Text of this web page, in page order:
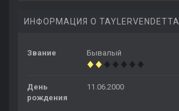
ИНФОРМАЦИЯ О TAYLERVENDETTA
Звание Бывалый
День
рождения
11.06.2000